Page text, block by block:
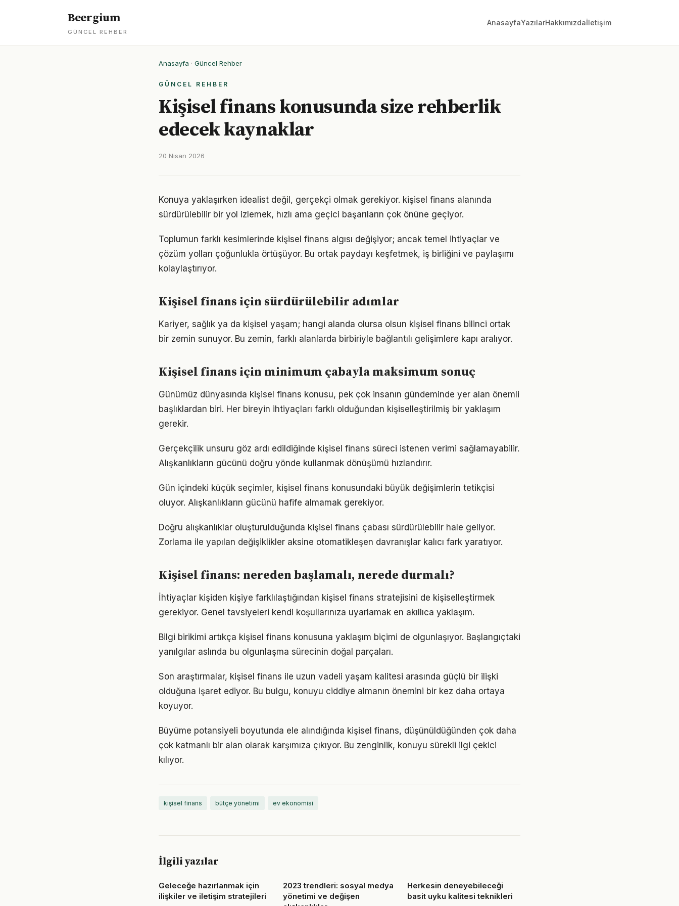
Beergium
GÜNCEL REHBER
AnasayfaYazılarHakkımızdaİletişim
Anasayfa · Güncel Rehber
GÜNCEL REHBER
Kişisel finans konusunda size rehberlik
edecek kaynaklar
20 Nisan 2026
Konuya yaklaşırken idealist değil, gerçekçi olmak gerekiyor. kişisel finans alanında
sürdürülebilir bir yol izlemek, hızlı ama geçici başarıların çok önüne geçiyor.
Toplumun farklı kesimlerinde kişisel finans algısı değişiyor; ancak temel ihtiyaçlar ve
çözüm yolları çoğunlukla örtüşüyor. Bu ortak paydayı keşfetmek, iş birliğini ve paylaşımı
kolaylaştırıyor.
Kişisel finans için sürdürülebilir adımlar
Kariyer, sağlık ya da kişisel yaşam; hangi alanda olursa olsun kişisel finans bilinci ortak
bir zemin sunuyor. Bu zemin, farklı alanlarda birbiriyle bağlantılı gelişimlere kapı aralıyor.
Kişisel finans için minimum çabayla maksimum sonuç
Günümüz dünyasında kişisel finans konusu, pek çok insanın gündeminde yer alan önemli
başlıklardan biri. Her bireyin ihtiyaçları farklı olduğundan kişiselleştirilmiş bir yaklaşım
gerekir.
Gerçekçilik unsuru göz ardı edildiğinde kişisel finans süreci istenen verimi sağlamayabilir.
Alışkanlıkların gücünü doğru yönde kullanmak dönüşümü hızlandırır.
Gün içindeki küçük seçimler, kişisel finans konusundaki büyük değişimlerin tetikçisi
oluyor. Alışkanlıkların gücünü hafife almamak gerekiyor.
Doğru alışkanlıklar oluşturulduğunda kişisel finans çabası sürdürülebilir hale geliyor.
Zorlama ile yapılan değişiklikler aksine otomatikleşen davranışlar kalıcı fark yaratıyor.
Kişisel finans: nereden başlamalı, nerede durmalı?
İhtiyaçlar kişiden kişiye farklılaştığından kişisel finans stratejisini de kişiselleştirmek
gerekiyor. Genel tavsiyeleri kendi koşullarınıza uyarlamak en akıllıca yaklaşım.
Bilgi birikimi artıkça kişisel finans konusuna yaklaşım biçimi de olgunlaşıyor. Başlangıçtaki
yanılgılar aslında bu olgunlaşma sürecinin doğal parçaları.
Son araştırmalar, kişisel finans ile uzun vadeli yaşam kalitesi arasında güçlü bir ilişki
olduğuna işaret ediyor. Bu bulgu, konuyu ciddiye almanın önemini bir kez daha ortaya
koyuyor.
Büyüme potansiyeli boyutunda ele alındığında kişisel finans, düşünüldüğünden çok daha
çok katmanlı bir alan olarak karşımıza çıkıyor. Bu zenginlik, konuyu sürekli ilgi çekici
kılıyor.
kişisel finans bütçe yönetimi ev ekonomisi
İlgili yazılar
Geleceğe hazırlanmak için
ilişkiler ve iletişim stratejileri
2023 trendleri: sosyal medya
yönetimi ve değişen
Herkesin deneyebileceği
basit uyku kalitesi teknikleri